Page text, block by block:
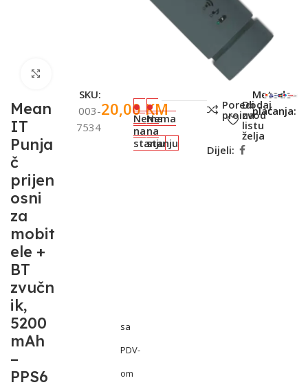
Mean
IT
Punja
č
prijen
osni
za
mobit
ele +
BT
zvučn
ik,
5200
mAh
–
PPS6
SKU:
003-
7534
20,00KM
sa
PDV-
om
Nema
na
stanju
Nema
na
stanju
Poredi
proizvod
Dodaj
na
listu
želja
Dijeli:
Metode
plaćanja: